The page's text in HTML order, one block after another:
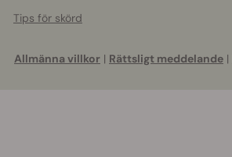
Tips för skörd
Allmänna villkor | Rättsligt meddelande |